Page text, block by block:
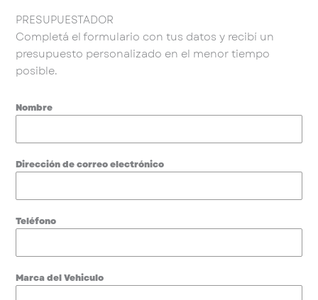
PRESUPUESTADOR
Completá el formulario con tus datos y recibí un
presupuesto personalizado en el menor tiempo
posible.
Nombre
Dirección de correo electrónico
Teléfono
Marca del Vehiculo